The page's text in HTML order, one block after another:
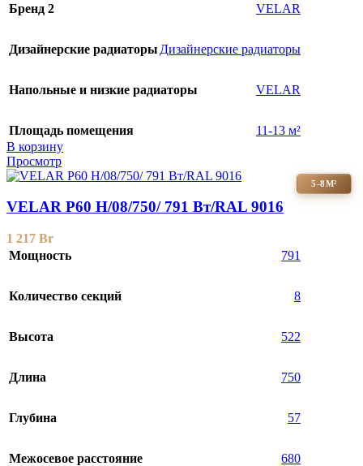
Бренд 2 VELAR
Дизайнерские радиаторы Дизайнерские радиаторы
Напольные и низкие радиаторы VELAR
Площадь помещения
11-13 м²
В корзину
Просмотр
5-8М²
VELAR P60 H/08/750/ 791 Bт/RAL 9016
1 217 Br
Мощность
791
Количество секций 8
Высота 522
Длина 750
Глубина 57
Межосевое расстояние 680